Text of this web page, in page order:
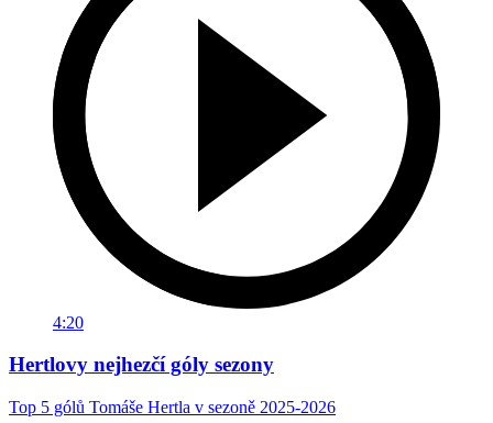
4:20
Hertlovy nejhezčí góly sezony
Top 5 gólů Tomáše Hertla v sezoně 2025-2026